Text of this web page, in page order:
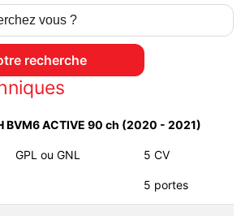
BVM6 ACTIVE 90 ch (2020 - 2021)
GPL ou GNL 5 CV
5 portes